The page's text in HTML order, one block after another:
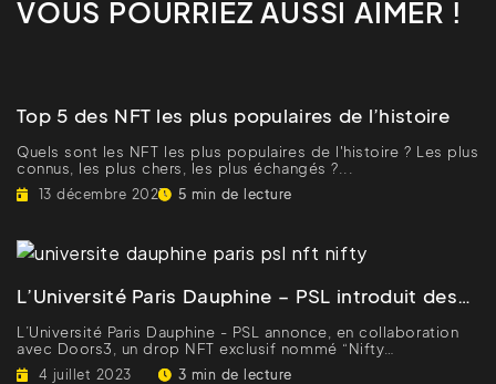
VOUS POURRIEZ AUSSI AIMER !
13 décembre 2023
Top 5 des NFT les plus populaires de l’histoire
Quels sont les NFT les plus populaires de l'histoire ? Les plus
connus, les plus chers, les plus échangés ?...
5 min de lecture
5 min de lecture
4 juillet 2023
L’Université Paris Dauphine – PSL introduit des
L’Université Paris Dauphine - PSL annonce, en collaboration
avec Doors3, un drop NFT exclusif nommé “Nifty
Dauphine”...
3 min de lecture
3 min de lecture